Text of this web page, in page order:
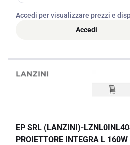
Accedi per visualizzare prezzi e
Accedi
EP SRL (LANZINI)-
PROIETTORE INTEGRA L